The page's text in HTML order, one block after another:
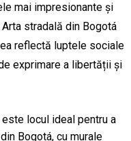
mai impresionante și
stradală din Bogotá
reflectă luptele sociale
exprimare a libertății și
locul ideal pentru a
Bogotá, cu murale